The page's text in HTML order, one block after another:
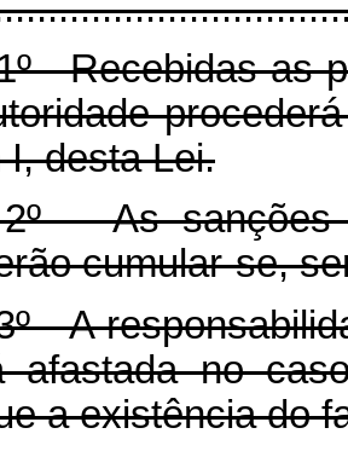
Recebidas as
I, desta Lei.
As sanções
cumular-se,
A
afastada no
a existência do